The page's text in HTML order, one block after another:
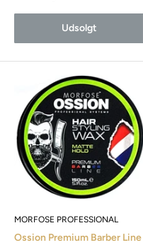
Udsolgt
MORFOSE PROFESSIONAL
Ossion Premium Barber Line